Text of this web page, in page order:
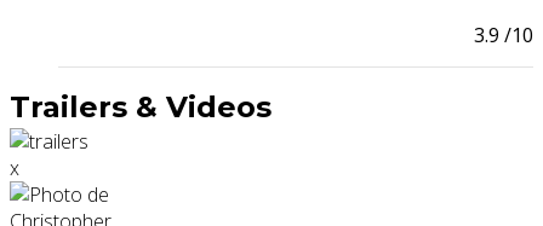
3.9 /10
Trailers & Videos
x